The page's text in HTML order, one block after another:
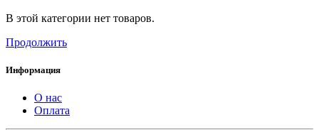
В этой категории нет товаров.
Продолжить
Информация
О нас
Оплата